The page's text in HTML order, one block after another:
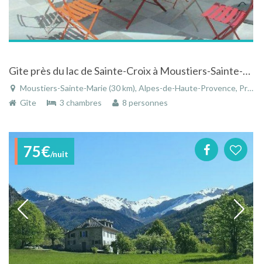
Gite près du lac de Sainte-Croix à Moustiers-Sainte-Marie dans les Alpes-de-Haute-Provence
Moustiers-Sainte-Marie (30 km), Alpes-de-Haute-Provence, Provence-Alpes-Côte d'Azur, France
Gîte
3 chambres 8 personnes
75€/nuit